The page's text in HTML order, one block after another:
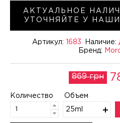
АКТУАЛЬНОЕ
УТОЧНЯЙТЕ У
Артикул: 1683 Наличие:
Бренд:
869 грн
Количество Объем
25ml